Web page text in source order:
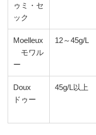
ゥミ・セ
ック
Moelleux
モワル
ー
12～45g/L
Doux
ドゥー
45g/L以上